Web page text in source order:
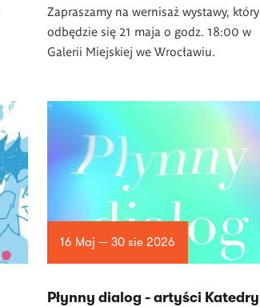
Zapraszamy na wernisaż wystawy, który
odbędzie się 21 maja o godz. 18:00 w
Galerii Miejskiej we Wrocławiu.
16 Maj — 30 sie 2026
Płynny dialog - artyści Katedry